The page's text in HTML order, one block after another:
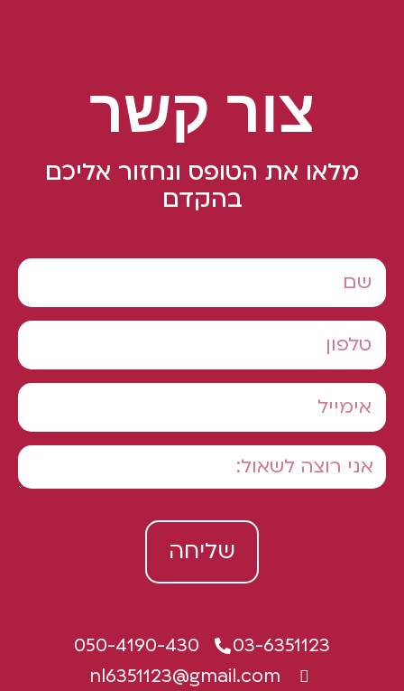
צור קשר
מלאו את הטופס ונחזור אליכם
בהקדם
שליחה
03-6351123
050-4190-430
nl6351123@gmail.com